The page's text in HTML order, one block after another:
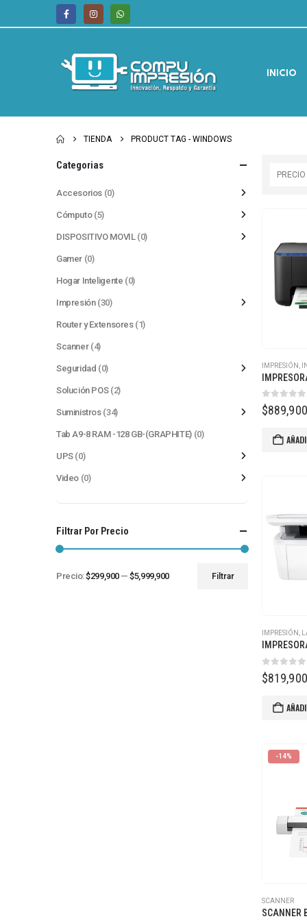
INICIO
TIENDA PRODUCT TAG - WINDOWS
PRECIO
IMPRESIÓN
0 out of
$889,900
IMPRESIÓN ,
0
$819,900
-14%
SCANNER
Categorias
Accesorios (0)
Cómputo (5)
DISPOSITIVO MOVIL (0)
Gamer (0)
Hogar Inteligente (0)
Impresión (30)
Router y Extensores (1)
Scanner (4)
Seguridad (0)
Solución POS (2)
Suministros (34)
Tab A9-8 RAM -128 GB-(GRAPHITE) (0)
UPS (0)
Video (0)
Filtrar Por Precio
Filtrar
Precio:$299,900—$5,999,900